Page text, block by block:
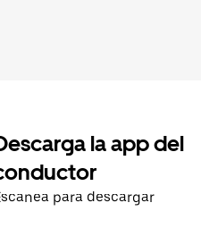
la app del
para descargar